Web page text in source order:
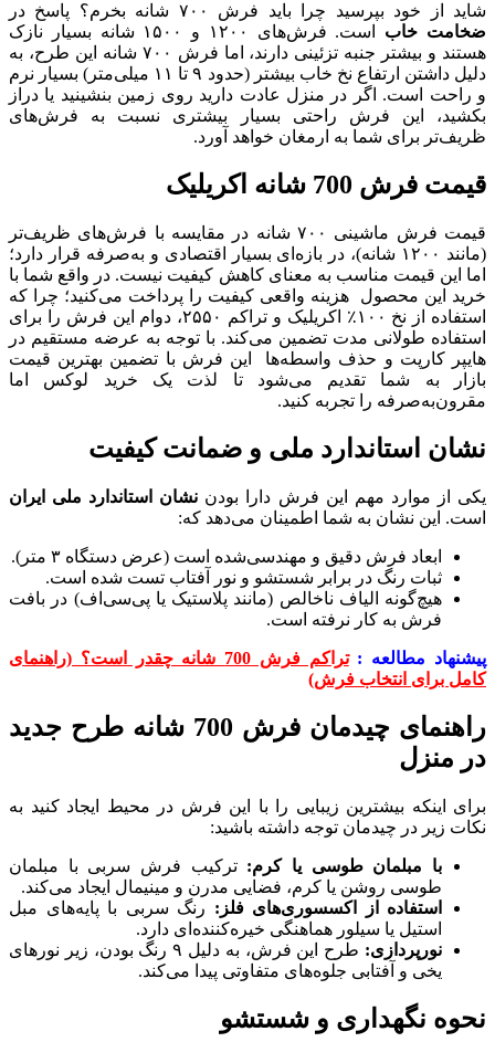
شاید از خود بپرسید چرا باید فرش ۷۰۰ شانه بخرم؟ پاسخ در
ضخامت خاب
است. فرش‌های ۱۲۰۰ و ۱۵۰۰ شانه بسیار نازک
هستند و بیشتر جنبه تزئینی دارند، اما فرش ۷۰۰ شانه این طرح، به
دلیل داشتن ارتفاع نخ خاب بیشتر (حدود ۹ تا ۱۱ میلی‌متر) بسیار نرم
و راحت است. اگر در منزل عادت دارید روی زمین بنشینید یا دراز
بکشید، این فرش راحتی بسیار بیشتری نسبت به فرش‌های
ظریف‌تر برای شما به ارمغان خواهد آورد.
قیمت فرش 700 شانه اکریلیک
قیمت فرش ماشینی ۷۰۰ شانه در مقایسه با فرش‌های ظریف‌تر
(مانند ۱۲۰۰ شانه)، در بازه‌ای بسیار اقتصادی و به‌صرفه قرار دارد؛
اما این قیمت مناسب به معنای کاهش کیفیت نیست. در واقع شما با
خرید این محصول هزینه واقعی کیفیت را پرداخت می‌کنید؛ چرا که
استفاده از نخ ۱۰۰٪ اکریلیک و تراکم ۲۵۵۰، دوام این فرش را برای
استفاده طولانی مدت تضمین می‌کند. با توجه به عرضه مستقیم در
هایپر کارپت و حذف واسطه‌ها این فرش با تضمین بهترین قیمت
بازار به شما تقدیم می‌شود تا لذت یک خرید لوکس اما
مقرون‌به‌صرفه را تجربه کنید.
نشان استاندارد ملی و ضمانت کیفیت
یکی از موارد مهم این فرش دارا بودن نشان استاندارد ملی ایران
است. این نشان به شما اطمینان می‌دهد که:
ابعاد فرش دقیق و مهندسی‌شده است (عرض دستگاه ۳ متر).
ثبات رنگ در برابر شستشو و نور آفتاب تست شده است.
هیچ‌گونه الیاف ناخالص (مانند پلاستیک یا پی‌سی‌اف) در بافت
فرش به کار نرفته است.
پیشنهاد مطالعه :
تراکم فرش 700 شانه چقدر است؟ (راهنمای
کامل برای انتخاب فرش)
راهنمای چیدمان فرش 700 شانه طرح جدید
در منزل
برای اینکه بیشترین زیبایی را با این فرش در محیط ایجاد کنید به
نکات زیر در چیدمان توجه داشته باشید:
با مبلمان طوسی یا کرم:ترکیب فرش سربی با مبلمان
طوسی روشن یا کرم، فضایی مدرن و مینیمال ایجاد می‌کند.
استفاده از اکسسوری‌های فلز: رنگ سربی با پایه‌های مبل
استیل یا سیلور هماهنگی خیره‌کننده‌ای دارد.
نورپردازی:
طرح این فرش، به دلیل ۹ رنگ بودن، زیر نورهای
یخی و آفتابی جلوه‌های متفاوتی پیدا می‌کند.
نحوه نگهداری و شستشو